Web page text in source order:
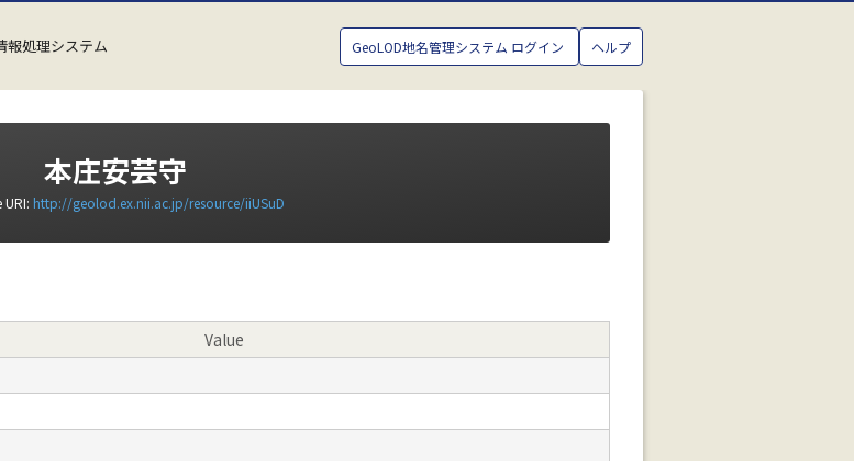
報処理システム GeoLOD地名管理システム ログイン ヘルプ
本庄安芸守
URI: http://geolod.ex.nii.ac.jp/resource/iiUSuD
Value